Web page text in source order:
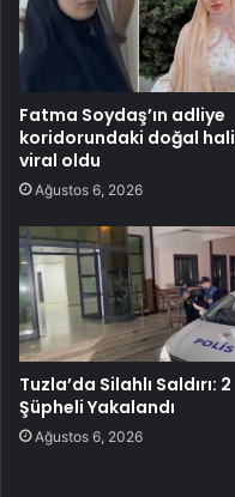
Fatma Soydaş’ın adliye
koridorundaki doğal hali
viral oldu
Ağustos 6, 2026
Tuzla’da Silahlı Saldırı: 2
Şüpheli Yakalandı
Ağustos 6, 2026